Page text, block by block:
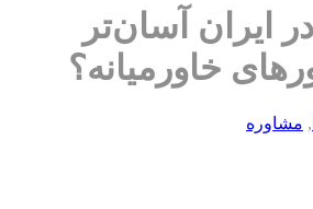
ایران آسان‌تر
خاورمیانه؟
, مشاوره